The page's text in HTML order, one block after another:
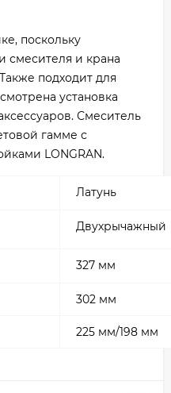
поскольку
смесителя и крана
подходит для
установка
Смеситель
гамме с
LONGRAN.
Латунь
Двухрычажный
327 мм
302 мм
225 мм/198 мм